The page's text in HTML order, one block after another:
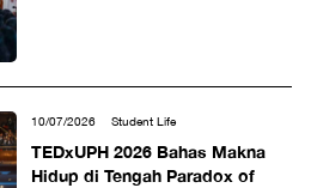
10/07/2026 Student Life
TEDxUPH 2026 Bahas Makna
Hidup di Tengah Paradox of